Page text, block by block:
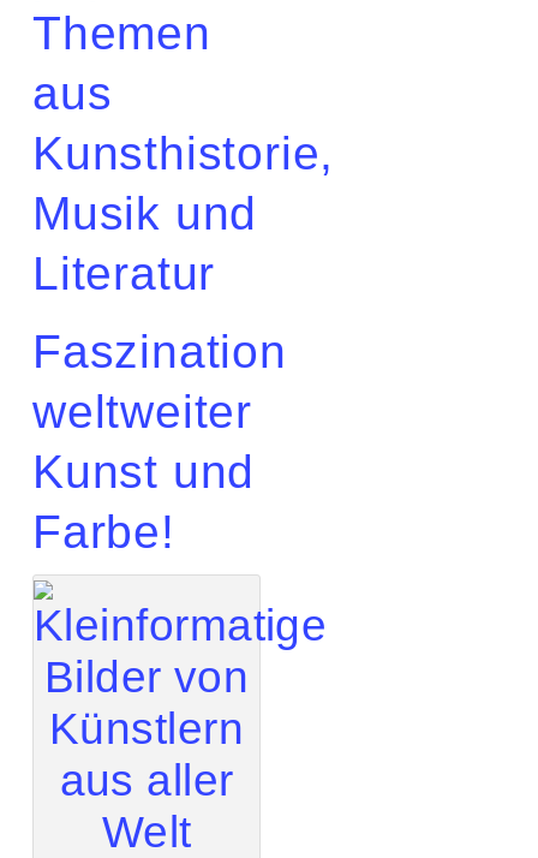
Themen
aus
Kunsthistorie,
Musik und
Literatur
Faszination
weltweiter
Kunst und
Farbe!